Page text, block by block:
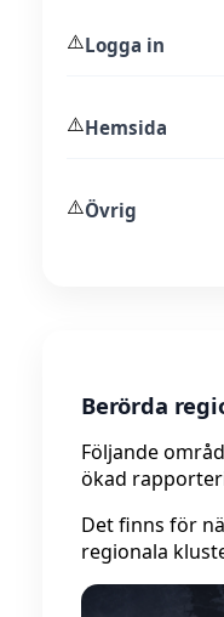
⚠️Logga in
⚠️Hemsida
⚠️Övrig
Berörda
Följande
ökad
Det finns för
regionala